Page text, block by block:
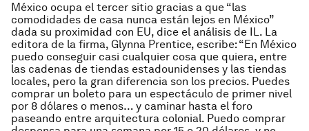
México ocupa el tercer sitio gracias a que “las
comodidades de casa nunca están lejos en México”
dada su proximidad con EU, dice el análisis de IL. La
editora de la firma, Glynna Prentice, escribe: “En México
puedo conseguir casi cualquier cosa que quiera, entre
las cadenas de tiendas estadounidenses y las tiendas
locales, pero la gran diferencia son los precios. Puedes
comprar un boleto para un espectáculo de primer nivel
por 8 dólares o menos… y caminar hasta el foro
paseando entre arquitectura colonial. Puedo comprar